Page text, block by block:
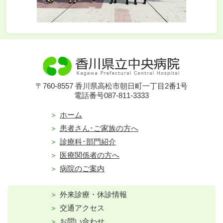
〒760-8557 香川県高松市朝日町一丁目2番1号
電話番号087-811-3333
ホーム
患者さん･ご家族の方へ
診療科･部門紹介
医療関係者の方へ
病院のご案内
外来診療・休診情報
交通アクセス